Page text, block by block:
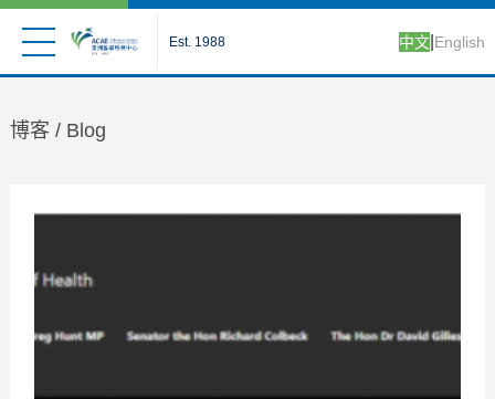
Est. 1988 中文 English
博客 / Blog